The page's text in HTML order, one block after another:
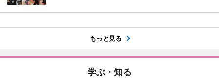
もっと見る
学ぶ・知る